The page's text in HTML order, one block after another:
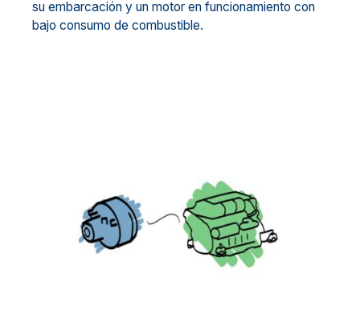
su embarcación y un motor en funcionamiento con
bajo consumo de combustible.